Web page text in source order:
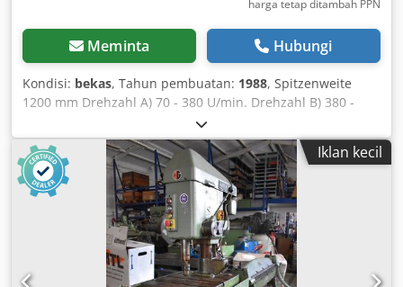
harga tetap ditambah PPN
Meminta Hubungi
Kondisi: bekas, Tahun pembuatan: 1988, Spitzenweite
1200 mm Drehzahl A) 70 - 380 U/min. Drehzahl B) 380 -
2000 U/min Gewicht 2,2 t Drechselbank +++++ Bitte
beachten Sie, dass die Maschine im demontierten und
verladebereiten Zustand ist. Aus diesem Grund ist eine
Vorführung unter Strom oder die Fertigung eines Videos
nicht möglich. Chjdpsk Sat Dofx Akrea Darüber hinaus
enthält unsere Anzeige die aussagefähigsten Fotos von
bestmöglicher Qualität. Die Zusendung weiterer Bilder ist
leider nicht möglich. +++++
Iklan kecil